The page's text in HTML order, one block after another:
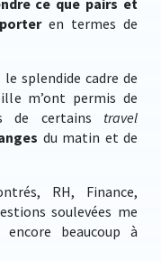
ce que pairs et
en termes de
le splendide cadre de
m’ont permis de
de certains travel
du matin et de
RH, Finance,
soulevées me
beaucoup à